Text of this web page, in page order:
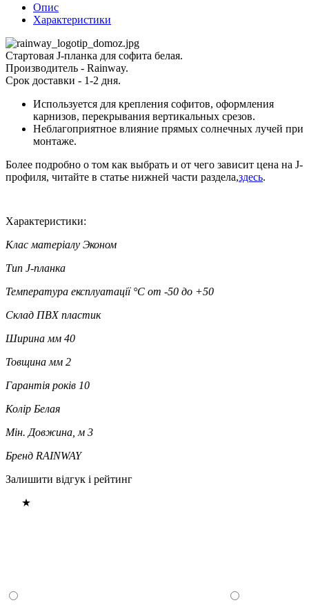
Опис
Характеристики
Стартовая J-планка для софита белая.
Производитель - Rainway.
Срок доставки - 1-2 дня.
Используется для крепления софитов, оформления
карнизов, перекрывания вертикальных срезов.
Неблагоприятное влияние прямых солнечных лучей при
монтаже.
Более подробно о том как выбрать и от чего зависит цена на J-
профиля, читайте в статье нижней части раздела,здесь.
Характеристики:
Клас матеріалу Эконом
Тип J-планка
Температура експлуатації °C от -50 до +50
Склад ПВХ пластик
Ширина мм 40
Товщина мм 2
Гарантія років 10
Колір Белая
Мін. Довжина, м 3
Бренд RAINWAY
Залишити відгук і рейтинг